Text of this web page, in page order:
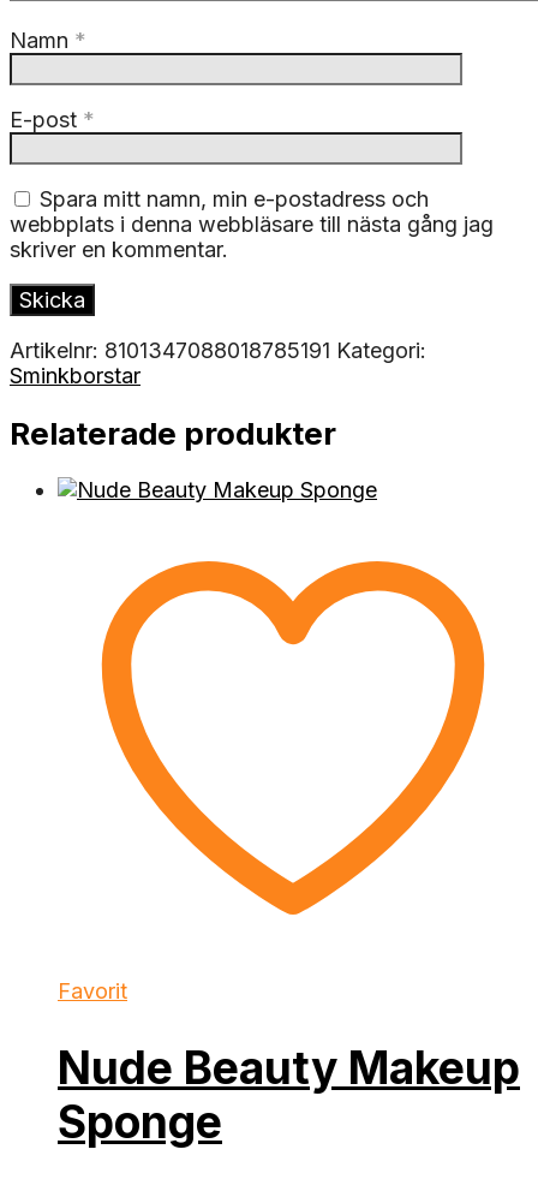
Namn *
E-post *
Spara mitt namn, min e-postadress och
webbplats i denna webbläsare till nästa gång jag
skriver en kommentar.
Artikelnr: 8101347088018785191 Kategori:
Sminkborstar
Relaterade produkter
Favorit
Nude Beauty Makeup
Sponge